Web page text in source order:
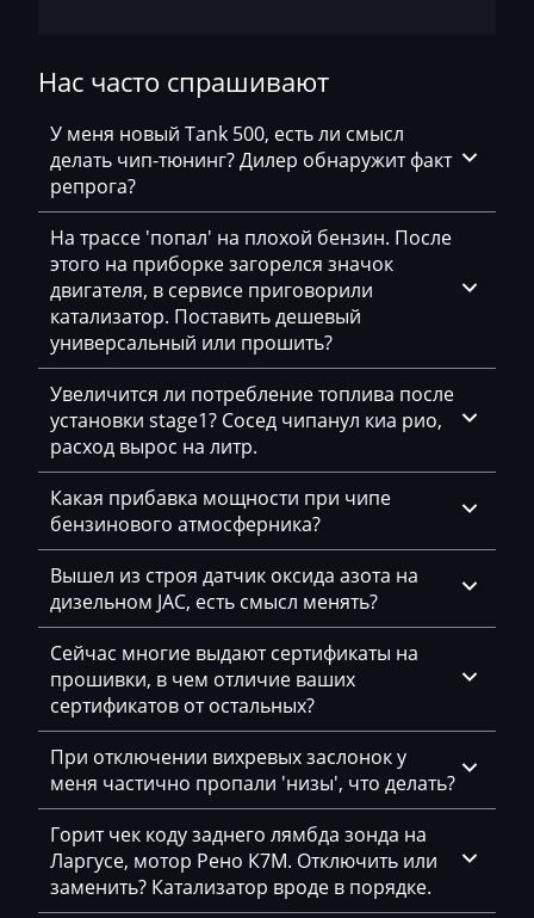
Chrysler
Citroen
Claas
Comacchio
Cupra
Dacia
Daewoo
DAF
Daihatsu
Dammann
Derways
Deutz
Dewulf
Dieci
Dodge
Dongfeng
Doosan
Doppstadt
Нас часто спрашивают
У меня новый Tank 500, есть ли смысл
делать чип-тюнинг? Дилер обнаружит факт
репрога?
На трассе 'попал' на плохой бензин. После
этого на приборке загорелся значок
двигателя, в сервисе приговорили
катализатор. Поставить дешевый
универсальный или прошить?
Увеличится ли потребление топлива после
установки stage1? Сосед чипанул киа рио,
расход вырос на литр.
Какая прибавка мощности при чипе
бензинового атмосферника?
Вышел из строя датчик оксида азота на
дизельном JAC, есть смысл менять?
Сейчас многие выдают сертификаты на
прошивки, в чем отличие ваших
сертификатов от остальных?
При отключении вихревых заслонок у
меня частично пропали 'низы', что делать?
Горит чек коду заднего лямбда зонда на
Ларгусе, мотор Рено К7М. Отключить или
заменить? Катализатор вроде в порядке.